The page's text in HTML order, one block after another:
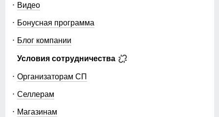
Видео
Бонусная программа
Блог компании
Условия сотрудничества
Организаторам СП
Селлерам
Магазинам